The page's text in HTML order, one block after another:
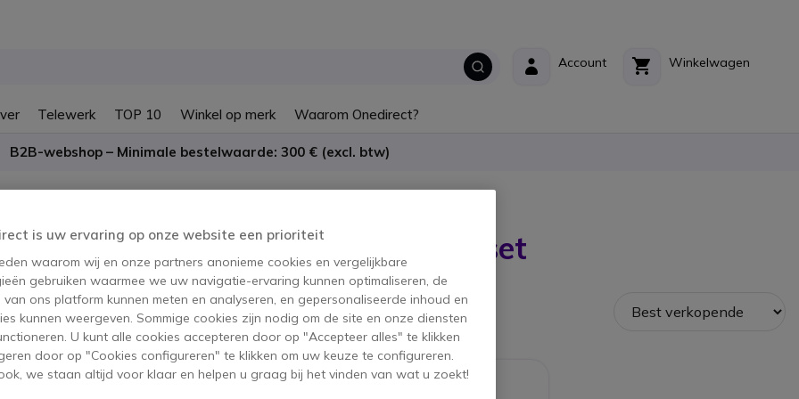
Winkelwagen
Account
Telewerk TOP 10 Winkel op merk Waarom Onedirect?
B2B-webshop – Minimale bestelwaarde: 300 € (excl. btw)
opladers en batterijen
opladers en batterijen Gigaset
is uw ervaring op onze website een prioriteit
waarom wij en onze partners anonieme cookies en vergelijkbare
gebruiken waarmee we uw navigatie-ervaring kunnen optimaliseren, de
ons platform kunnen meten en analyseren, en gepersonaliseerde inhoud en
kunnen weergeven. Sommige cookies zijn nodig om de site en onze diensten
U kunt alle cookies accepteren door op "Accepteer alles" te klikken
door op "Cookies configureren" te klikken om uw keuze te configureren.
we staan altijd voor klaar en helpen u graag bij het vinden van wat u zoekt!